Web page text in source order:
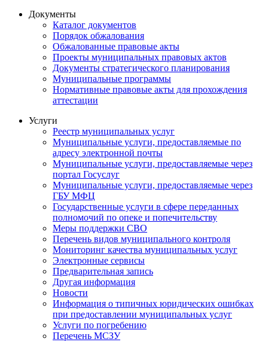
Документы
Каталог документов
Порядок обжалования
Обжалованные правовые акты
Проекты муниципальных правовых актов
Документы стратегического планирования
Муниципальные программы
Нормативные правовые акты для прохождения
аттестации
Услуги
Реестр муниципальных услуг
Муниципальные услуги, предоставляемые по
адресу электронной почты
Муниципальные услуги, предоставляемые через
портал Госуслуг
Муниципальные услуги, предоставляемые через
ГБУ МФЦ
Государственные услуги в сфере переданных
полномочий по опеке и попечительству
Меры поддержки СВО
Перечень видов муниципального контроля
Мониторинг качества муниципальных услуг
Электронные сервисы
Предварительная запись
Другая информация
Новости
Информация о типичных юридических ошибках
при предоставлении муниципальных услуг
Услуги по погребению
Перечень МСЗУ